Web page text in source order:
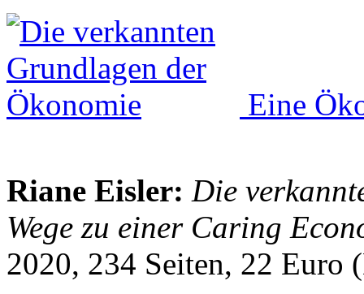
Eine
Riane Eisler: Die
Wege zu einer Caring
2020, 234 Seiten, 22